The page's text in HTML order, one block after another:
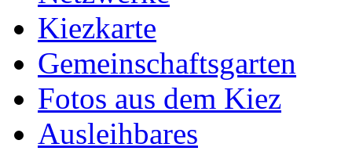
Kiezkarte
Gemeinschaftsgarten
Fotos aus dem Kiez
Ausleihbares